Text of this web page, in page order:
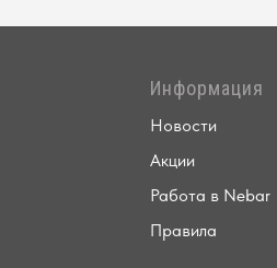
Информация
Новости
Акции
Работа в Nebar
Правила